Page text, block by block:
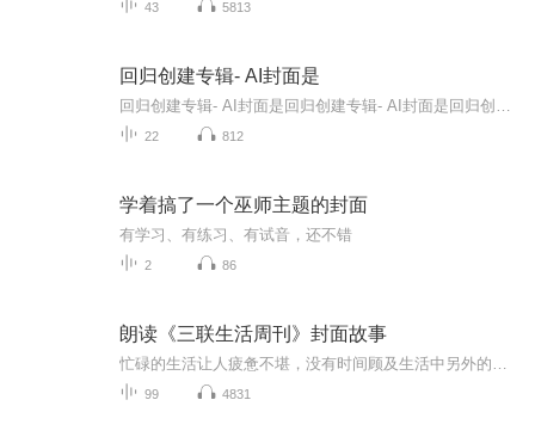
43 5813
回归创建专辑- AI封面是
22 812
学着搞了一个巫师主题的封面
有学习、有练习、有试音，还不错
2 86
朗读《三联生活周刊》封面故事
99 4831